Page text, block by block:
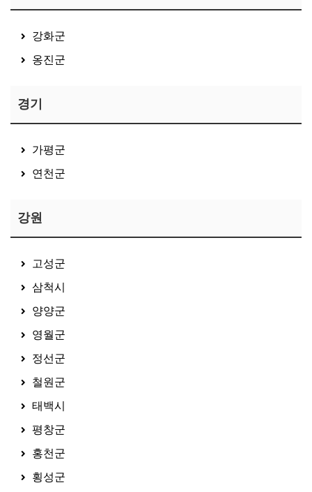
강화군
옹진군
경기
가평군
연천군
강원
고성군
삼척시
양양군
영월군
정선군
철원군
태백시
평창군
홍천군
횡성군